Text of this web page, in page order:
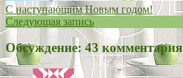
С наступающим Новым годом!
Следующая запись
Обсуждение: 43 комментария